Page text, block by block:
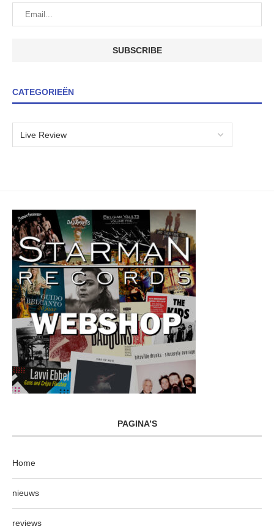
CATEGORIEËN
PAGINA’S
Home
nieuws
reviews